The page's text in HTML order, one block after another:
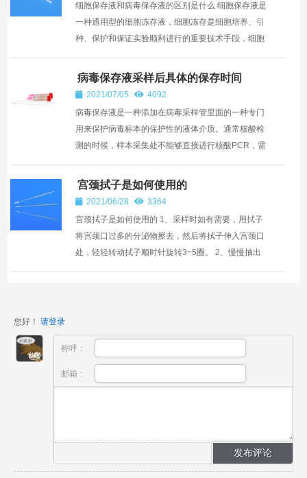
细胞保存液和病毒保存液的区别是什么 细胞保存液是
一种通用型的细胞冻存液，细胞冻存是细胞培养、引
种、保护和保证实验顺利进行的重要技术手段，细胞
以保存细...
病毒保存液采样后具体的保存时间
2021/07/05
4092
病毒保存液是一种添加在病毒采样管里面的一种专门
用来保护病毒标本的保护性的液体介质。通常核酸检
测的时候，样本采集处不能够直接进行核酸PCR，需
存液。病毒保存...
宫颈拭子是如何使用的
2021/06/28
3364
宫颈拭子是如何使用的 1、采样时如有需要，用拭子
将宫颈口过多的分泌物擦去，然后将拭子伸入宫颈口
处，轻轻转动拭子顺时针旋转3~5圈。 2、慢慢抽出
您好！ 请登录
称呼：
邮箱：